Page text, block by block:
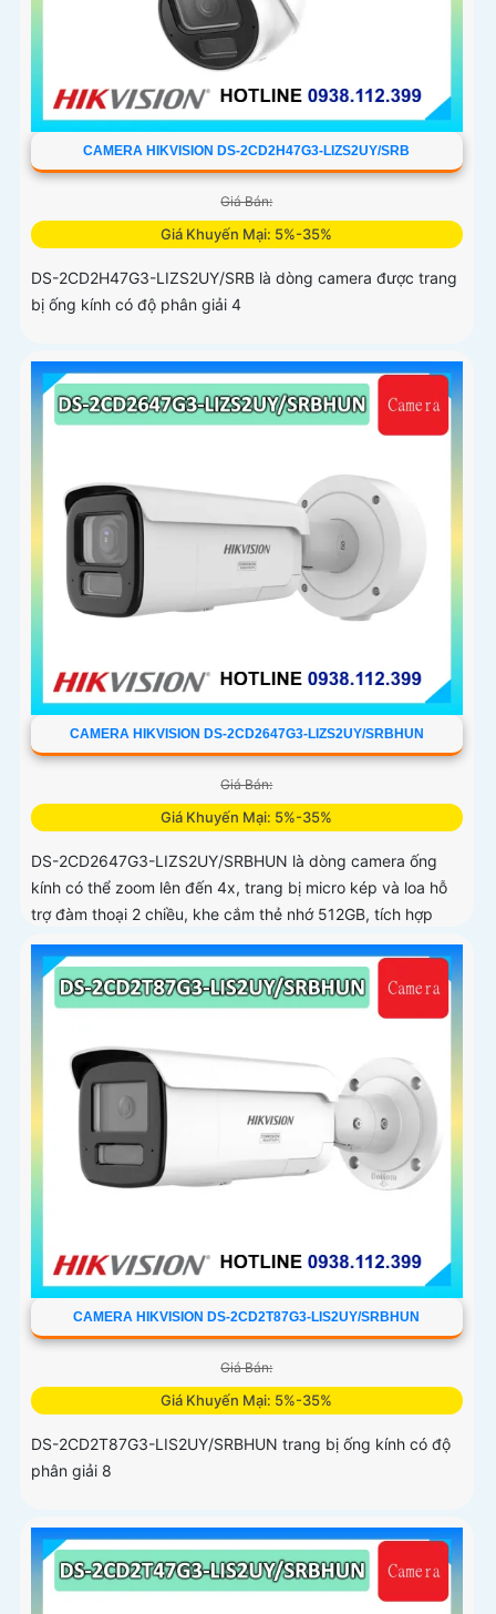
CAMERA HIKVISION DS-2CD2H47G3-LIZS2UY/SRB
Giá Bán:
Giá Khuyến Mại: 5%-35%
DS-2CD2H47G3-LIZS2UY/SRB là dòng camera được trang
bị ống kính có độ phân giải 4
CAMERA HIKVISION DS-2CD2647G3-LIZS2UY/SRBHUN
Giá Bán:
Giá Khuyến Mại: 5%-35%
DS-2CD2647G3-LIZS2UY/SRBHUN là dòng camera ống
kính có thể zoom lên đến 4x, trang bị micro kép và loa hỗ
trợ đàm thoại 2 chiều, khe cắm thẻ nhớ 512GB, tích hợp
công nghệ AI trong việc cân bằng màu sáng trong điều
kiện ánh sáng yếu, ống kính có độ phân giải 4
CAMERA HIKVISION DS-2CD2T87G3-LIS2UY/SRBHUN
Giá Bán:
Giá Khuyến Mại: 5%-35%
DS-2CD2T87G3-LIS2UY/SRBHUN trang bị ống kính có độ
phân giải 8